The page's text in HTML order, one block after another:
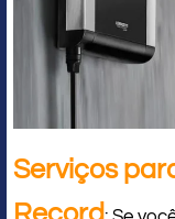
Serviços